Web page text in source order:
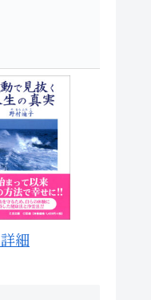
細